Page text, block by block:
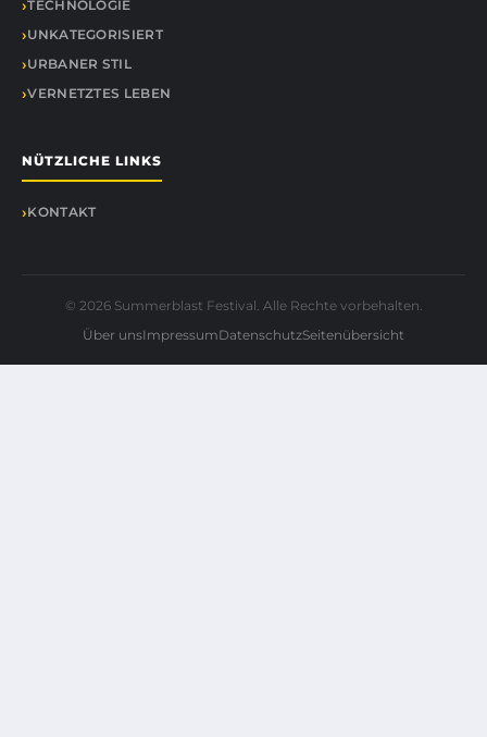
TECHNOLOGIE
UNKATEGORISIERT
URBANER STIL
VERNETZTES LEBEN
NÜTZLICHE LINKS
KONTAKT
© 2026 Summerblast Festival. Alle Rechte vorbehalten.
Über unsImpressumDatenschutzSeitenübersicht